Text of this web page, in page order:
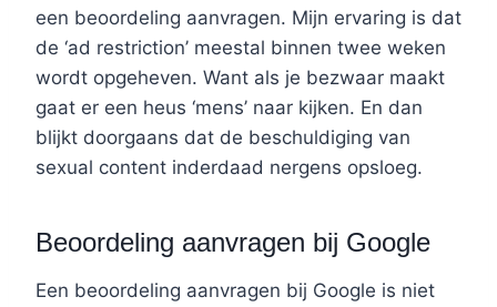
een beoordeling aanvragen. Mijn ervaring is dat
de ‘ad restriction’ meestal binnen twee weken
wordt opgeheven. Want als je bezwaar maakt
gaat er een heus ‘mens’ naar kijken. En dan
blijkt doorgaans dat de beschuldiging van
sexual content inderdaad nergens opsloeg.
Beoordeling aanvragen bij Google
Een beoordeling aanvragen bij Google is niet